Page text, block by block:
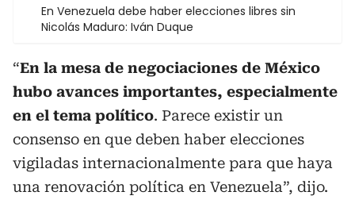
En Venezuela debe haber elecciones libres sin
Nicolás Maduro: Iván Duque
“En la mesa de negociaciones de México
hubo avances importantes, especialmente
en el tema político. Parece existir un
consenso en que deben haber elecciones
vigiladas internacionalmente para que haya
una renovación política en Venezuela”, dijo.